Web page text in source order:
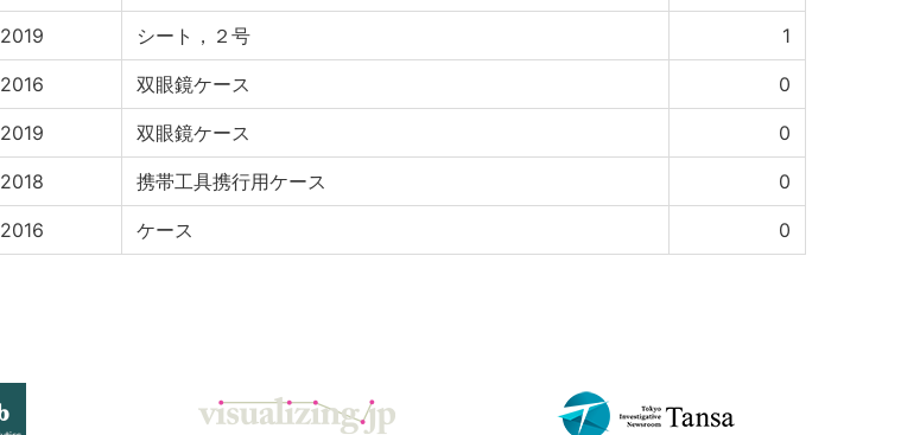
2019 シート，２号 1
2016 双眼鏡ケース 0
2019 双眼鏡ケース 0
2018 携帯工具携行用ケース 0
2016 ケース 0